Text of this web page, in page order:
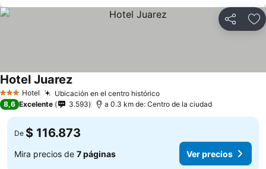
Compartir
3 Estrellas
Hotel Ubicación en el centro histórico
Hotel Juarez
8,6 Excelente 3.593 a 0.3 km de: Centro de la ciudad
De $ 116.873
Mira precios de 7 páginas Ver precios